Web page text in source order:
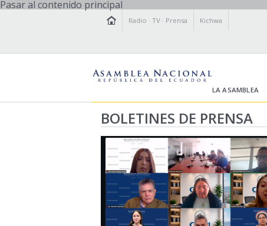
Pasar al contenido principal
Radio ·TV · Prensa Kichwa
LA ASAMBLEA
BOLETINES DE PRENSA